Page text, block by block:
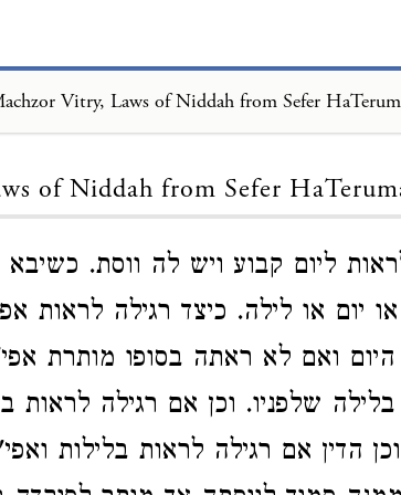
Vitry, Laws of Niddah from Sefer
of Niddah from Sefer
ליום קבוע ויש לה ווסת. כשיבא
יום או לילה. כיצד רגילה לראות
ואם לא ראתה בסופו מותרת
שלפניו. וכן אם רגילה לראות
הדין אם רגילה לראות בלילות